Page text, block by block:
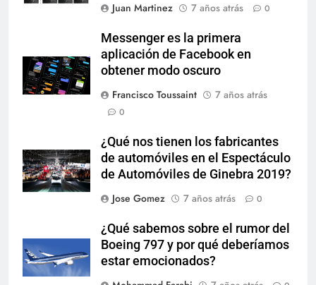
Juan Martinez
7 años atrás 0
Messenger es la primera
aplicación de Facebook en
obtener modo oscuro
Francisco Toussaint
7 años atrás
0
¿Qué nos tienen los fabricantes
de automóviles en el Espectáculo
de Automóviles de Ginebra 2019?
Jose Gomez
7 años atrás 0
¿Qué sabemos sobre el rumor del
Boeing 797 y por qué deberíamos
estar emocionados?